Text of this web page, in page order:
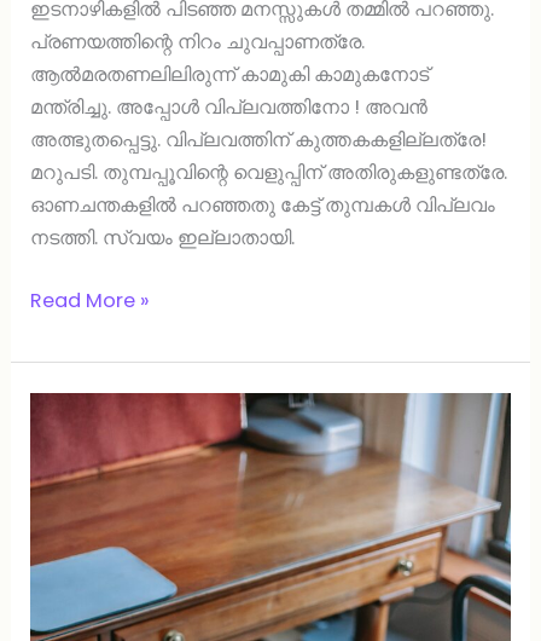
ഇടനാഴികളില്‍ പിടഞ്ഞ മനസ്സുകള്‍ തമ്മില്‍ പറഞ്ഞു.
പ്രണയത്തിന്റെ നിറം ചുവപ്പാണത്രേ.
ആല്‍മരതണലിലിരുന്ന് കാമുകി കാമുകനോട്
മന്ത്രിച്ചു. അപ്പോള്‍ വിപ്ലവത്തിനോ ! അവന്‍
അത്ഭുതപ്പെട്ടു. വിപ്ലവത്തിന് കുത്തകകളില്ലത്രേ!
മറുപടി. തുമ്പപ്പൂവിന്റെ വെളുപ്പിന് അതിരുകളുണ്ടത്രേ.
ഓണചന്തകളില്‍ പറഞ്ഞതു കേട്ട് തുമ്പകള്‍ വിപ്ലവം
നടത്തി. സ്വയം ഇല്ലാതായി.
Read More »